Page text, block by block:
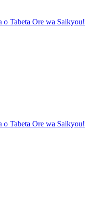
Tabeta Ore wa Saikyou!
Tabeta Ore wa Saikyou!